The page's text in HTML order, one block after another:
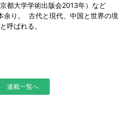
都大学学術出版会2013年）など
余り。 古代と現代、中国と世界の境
呼ばれる。
連載一覧へ